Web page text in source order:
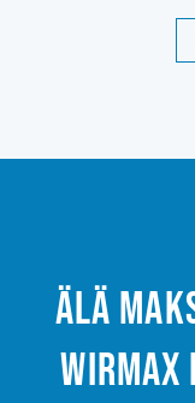
Älä
Wirmax